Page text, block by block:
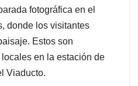
fotográfica en el
donde los visitantes
Estos son
en la estación de
Viaducto.